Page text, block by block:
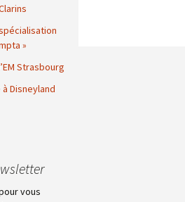
»
Strasbourg
Disneyland
vous